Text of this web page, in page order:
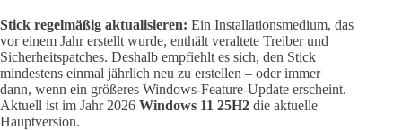
Stick regelmäßig aktualisieren: Ein Installationsmedium, das
vor einem Jahr erstellt wurde, enthält veraltete Treiber und
Sicherheitspatches. Deshalb empfiehlt es sich, den Stick
mindestens einmal jährlich neu zu erstellen – oder immer
dann, wenn ein größeres Windows-Feature-Update erscheint.
Aktuell ist im Jahr 2026 Windows 11 25H2 die aktuelle
Hauptversion.